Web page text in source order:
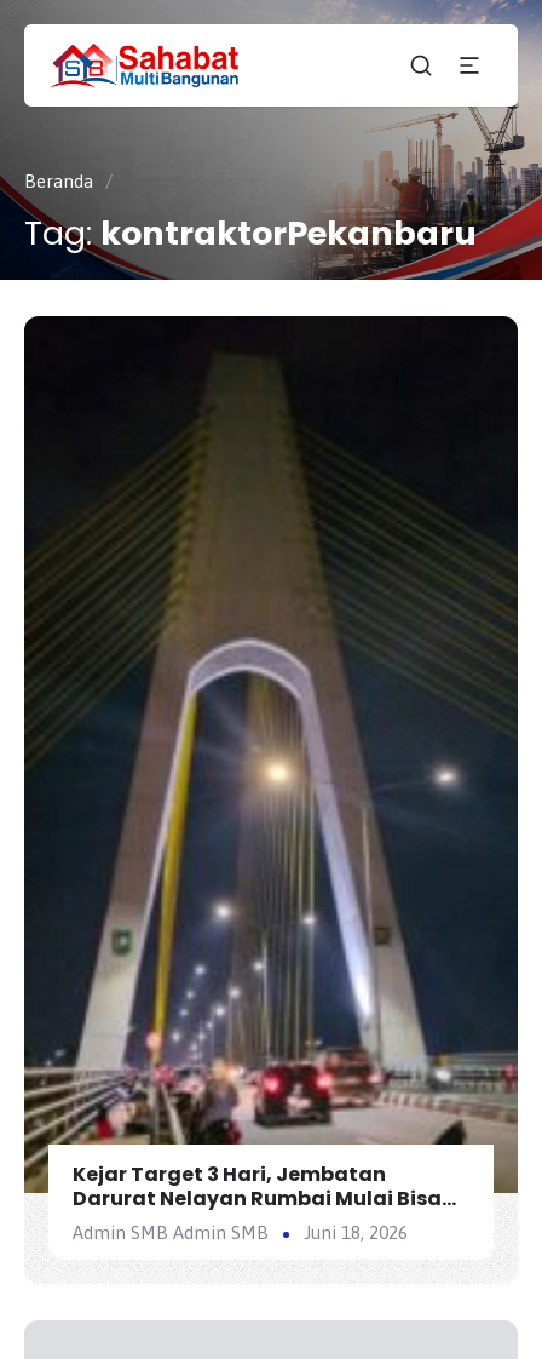
CV.
SAHABAT
MULTI
BANGUNAN
Sahabat
Pembangunan Anda
Beranda /
Tag:kontraktorPekanbaru
Kejar Target 3 Hari, Jembatan
Darurat Nelayan Rumbai Mulai Bisa
Dilewati Kendaraan Besok
Admin SMB Admin SMB Juni 18, 2026